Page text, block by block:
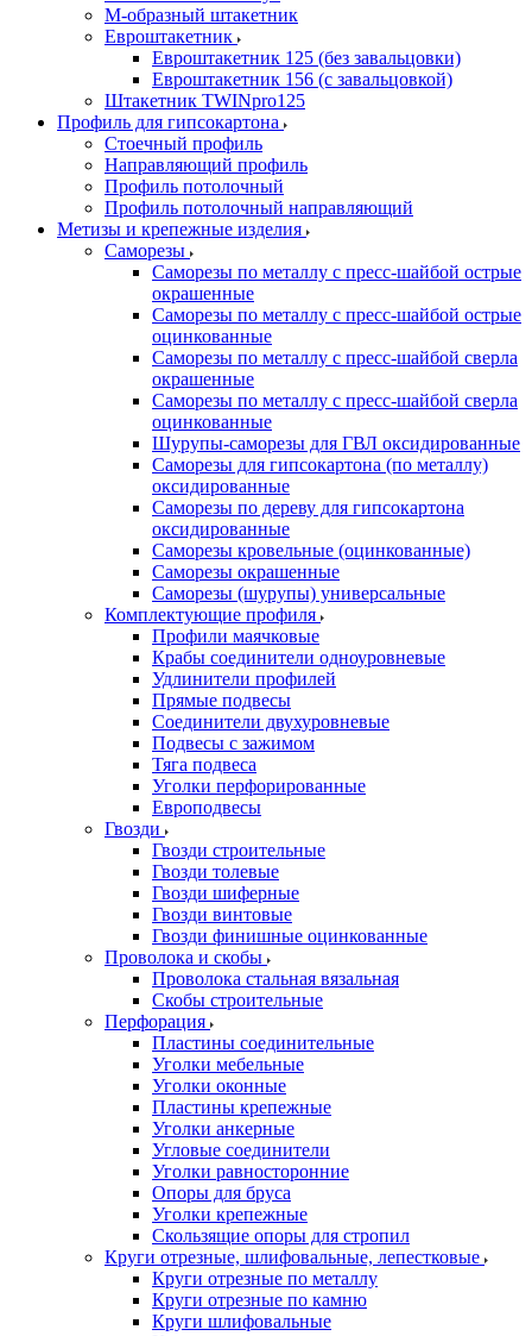
М-образный штакетник
Евроштакетник
Евроштакетник 125 (без завальцовки)
Евроштакетник 156 (с завальцовкой)
Штакетник TWINpro125
Профиль для гипсокартона
Стоечный профиль
Направляющий профиль
Профиль потолочный
Профиль потолочный направляющий
Метизы и крепежные изделия
Саморезы
Саморезы по металлу с пресс-шайбой острые
окрашенные
Саморезы по металлу с пресс-шайбой острые
оцинкованные
Саморезы по металлу с пресс-шайбой сверла
окрашенные
Саморезы по металлу с пресс-шайбой сверла
оцинкованные
Шурупы-саморезы для ГВЛ оксидированные
Саморезы для гипсокартона (по металлу)
оксидированные
Саморезы по дереву для гипсокартона
оксидированные
Саморезы кровельные (оцинкованные)
Саморезы окрашенные
Саморезы (шурупы) универсальные
Комплектующие профиля
Профили маячковые
Крабы соединители одноуровневые
Удлинители профилей
Прямые подвесы
Соединители двухуровневые
Подвесы с зажимом
Тяга подвеса
Уголки перфорированные
Европодвесы
Гвозди
Гвозди строительные
Гвозди толевые
Гвозди шиферные
Гвозди винтовые
Гвозди финишные оцинкованные
Проволока и скобы
Проволока стальная вязальная
Скобы строительные
Перфорация
Пластины соединительные
Уголки мебельные
Уголки оконные
Пластины крепежные
Уголки анкерные
Угловые соединители
Уголки равносторонние
Опоры для бруса
Уголки крепежные
Скользящие опоры для стропил
Круги отрезные, шлифовальные, лепестковые
Круги отрезные по металлу
Круги отрезные по камню
Круги шлифовальные